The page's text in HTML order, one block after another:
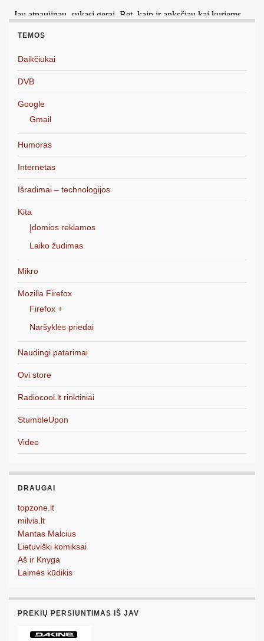
TEMOS
Daikčiukai
DVB
Google
Gmail
Humoras
Internetas
Išradimai – technologijos
Kita
Įdomios reklamos
Laiko žudimas
Mikro
Mozilla Firefox
Firefox +
Naršyklės priedai
Naudingi patarimai
Ovi store
Radiocool.lt rinktiniai
StumbleUpon
Video
DRAUGAI
topzone.lt
milvis.lt
Mantas Malcius
Lietuviški komiksai
Aš ir Knyga
Laimės kūdikis
PREKIŲ PERSIUNTIMAS IŠ JAV